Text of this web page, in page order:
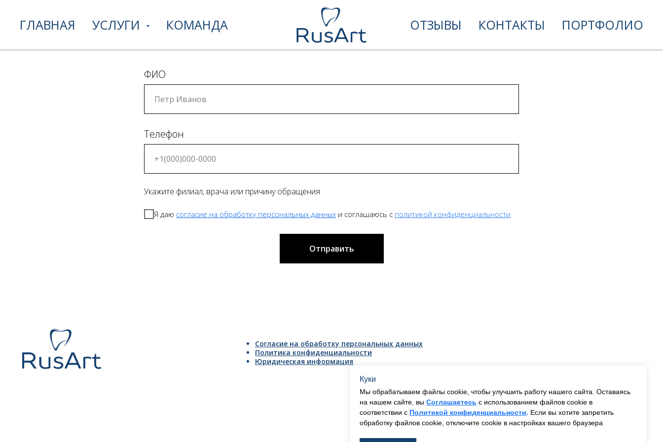
ГЛАВНАЯ УСЛУГИ КОМАНДА ОТЗЫВЫ КОНТАКТЫ ПОРТФОЛИО
Куки
Мы обрабатываем файлы cookie, чтобы улучшить работу нашего сайта. Оставаясь
на нашем сайте, вы Соглашаетесь с использованием файлов cookie в
соответствии с Политикой конфиденциальности. Если вы хотите запретить
обработку файлов cookie, отключите cookie в настройках вашего браузера
ФИО
Телефон
Укажите филиал, врача или причину обращения
Я даю согласие на обработку персональных данных и соглашаюсь c политикой конфиденциальности
Отправить
Согласие на обработку персональных данных
Политика конфиденциальности
Юридическая информация